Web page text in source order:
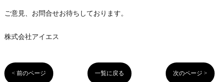
ご意見、お問合せお待ちしております。
株式会社アイエス
< 前のページ 一覧に戻る 次のページ >